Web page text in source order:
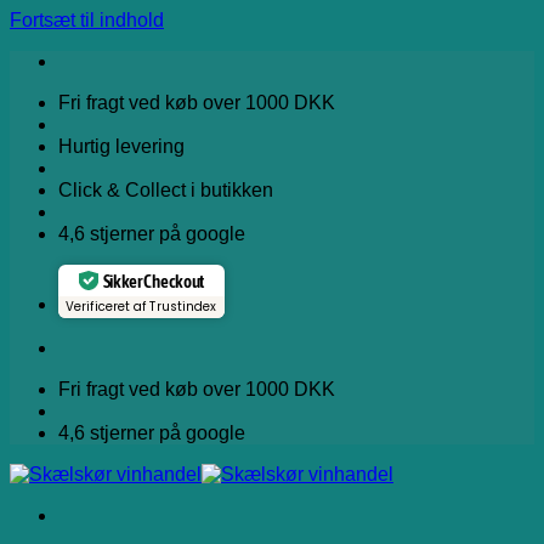
Fortsæt til indhold
Fri fragt ved køb over 1000 DKK
Hurtig levering
Click & Collect i butikken
4,6 stjerner på google
Sikker Checkout
Verificeret af Trustindex
Fri fragt ved køb over 1000 DKK
4,6 stjerner på google